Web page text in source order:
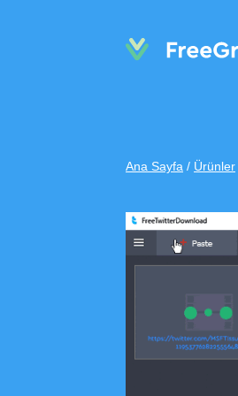
Ana Sayfa / Ürünler